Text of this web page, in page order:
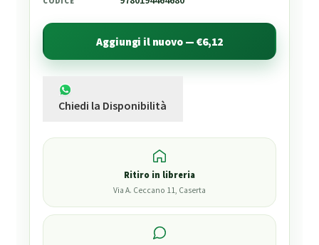
Aggiungi il nuovo — €6,12
Chiedi la Disponibilità
Ritiro in libreria
Via A. Ceccano 11, Caserta